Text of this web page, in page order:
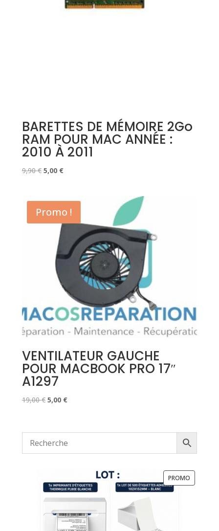
BARETTES DE MÉMOIRE 2Go
RAM POUR MAC ANNÉE :
2010 À 2011
9,90€ Le
était :
9,90 €.
5,00 €Le
est :
5,00 €.
Promo !
VENTILATEUR GAUCHE
POUR MACBOOK PRO 17″
A1297
19,00€ Le
était :
19,00 €.
5,00 €Le
est :
5,00 €.
PROMO